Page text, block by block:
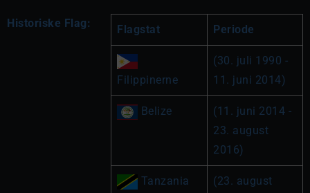
Historiske Flag: Flagstat Periode
Filippinerne
(30. juli 1990 -
11. juni 2014)
Belize
(11. juni 2014 -
23. august
2016)
Tanzania
(23. august